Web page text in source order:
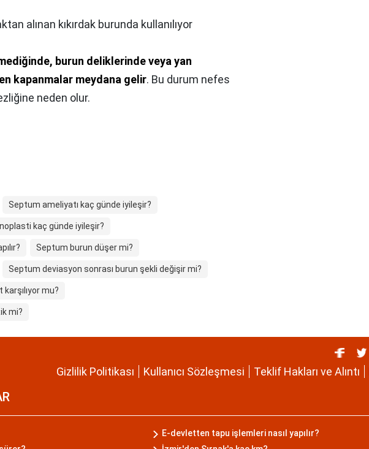
alınan kıkırdak burunda kullanılıyor
burun deliklerinde veya yan
kapanmalar meydana gelir. Bu durum nefes
neden olur.
Septum ameliyatı kaç günde iyileşir?
kaç günde iyileşir?
Septum burun düşer mi?
Septum deviasyon sonrası burun şekli değişir mi?
mu?
mi?
Gizlilik Politikası Kullanıcı Sözleşmesi Teklif Hakları ve Alıntı
E-devletten tapu işlemleri nasıl yapılır?